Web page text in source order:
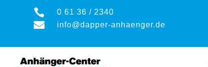
 0 61 36 / 2340
 info@dapper-anhaenger.de